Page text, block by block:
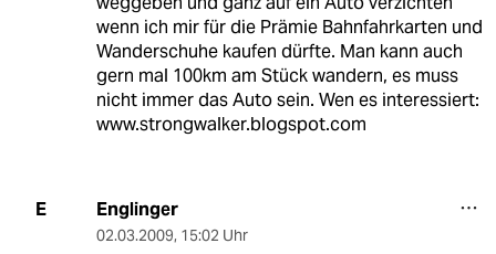
wenn ich mir für die Prämie Bahnfahrkarten und
Wanderschuhe kaufen dürfte. Man kann auch
gern mal 100km am Stück wandern, es muss
nicht immer das Auto sein. Wen es interessiert:
www.strongwalker.blogspot.com
E Englinger
02.03.2009, 15:02 Uhr